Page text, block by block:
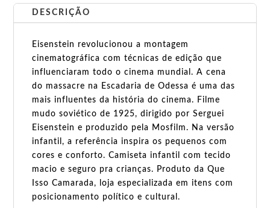
DESCRIÇÃO
Eisenstein revolucionou a montagem
cinematográfica com técnicas de edição que
influenciaram todo o cinema mundial. A cena
do massacre na Escadaria de Odessa é uma das
mais influentes da história do cinema. Filme
mudo soviético de 1925, dirigido por Serguei
Eisenstein e produzido pela Mosfilm. Na versão
infantil, a referência inspira os pequenos com
cores e conforto. Camiseta infantil com tecido
macio e seguro pra crianças. Produto da Que
Isso Camarada, loja especializada em itens com
posicionamento político e cultural.